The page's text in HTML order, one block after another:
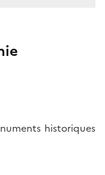
historiques